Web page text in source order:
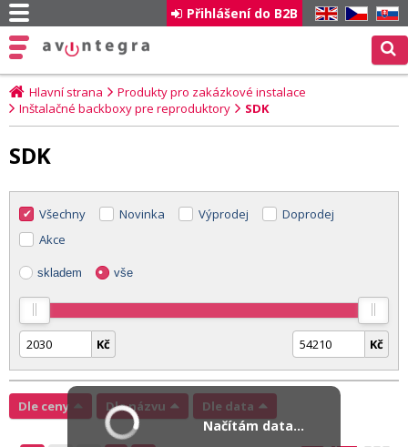
EN CZ SK
Přihlášení do B2B
Hlavní strana
Produkty pro zakázkové instalace
Inštalačné backboxy pre reproduktory
SDK
SDK
Všechny Novinka Výprodej
Doprodej
Akce
skladem vše
Kč Kč
Dle ceny Dle názvu Dle data
Načítám data...